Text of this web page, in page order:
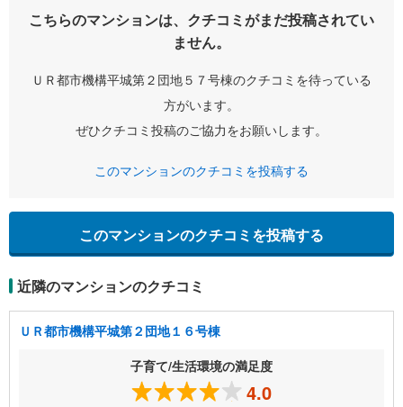
こちらのマンションは、クチコミがまだ投稿されてい
ません。
ＵＲ都市機構平城第２団地５７号棟のクチコミを待っている
方がいます。
ぜひクチコミ投稿のご協力をお願いします。
このマンションのクチコミを投稿する
このマンションのクチコミを投稿する
近隣のマンションのクチコミ
ＵＲ都市機構平城第２団地１６号棟
子育て/生活環境の満足度
4.0